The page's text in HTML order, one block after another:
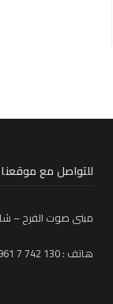
للتواصل مع موقعنا
مبنى صوت الفرح –
هاتف : 130 742 7 961+ / 139 742 7 961+ لبنان